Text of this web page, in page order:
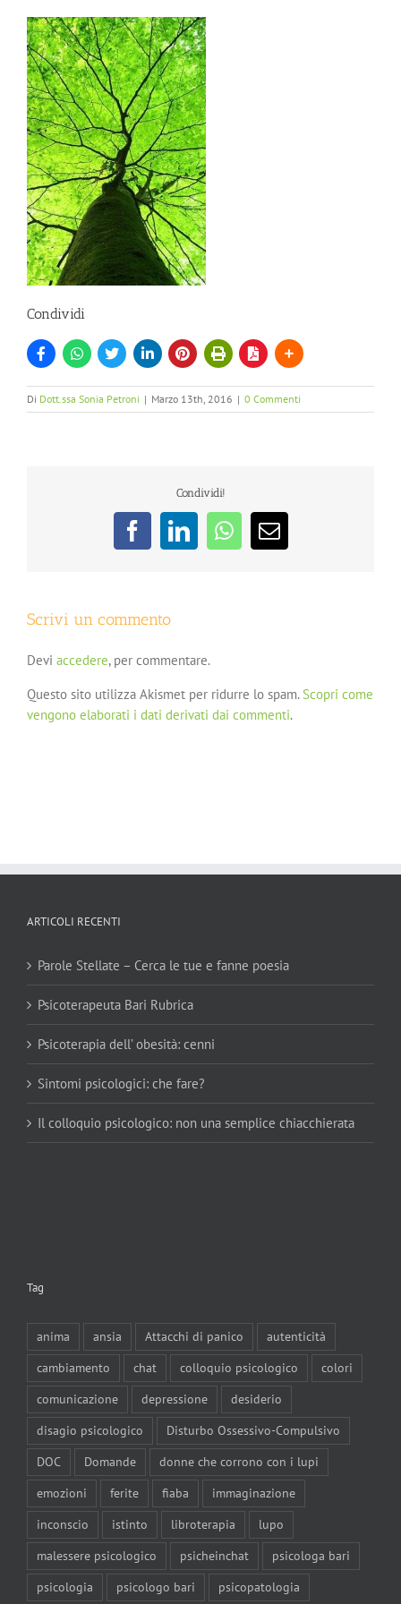
Condividi
Di Dott.ssa Sonia Petroni | Marzo 13th, 2016 | 0 Commenti
Condividi!
FacebookLinkedInWhatsApp
Email
Scrivi un commento
Devi accedere, per commentare.
Questo sito utilizza Akismet per ridurre lo spam. Scopri come
vengono elaborati i dati derivati dai commenti.
ARTICOLI RECENTI
Parole Stellate – Cerca le tue e fanne poesia
Psicoterapeuta Bari Rubrica
Psicoterapia dell’ obesità: cenni
Sintomi psicologici: che fare?
Il colloquio psicologico: non una semplice chiacchierata
Tag
anima ansia Attacchi di panico
autenticità
cambiamento
chat colloquio psicologico
colori
comunicazione
depressione
desiderio
disagio psicologico
Disturbo Ossessivo-Compulsivo
DOC
Domande
donne che corrono con i lupi
emozioni
ferite fiaba
immaginazione
inconscio
istinto libroterapia
lupo
malessere psicologico
psicheinchat
psicologa bari
psicologia
psicologo bari psicopatologia